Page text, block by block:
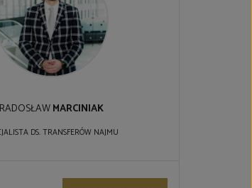
RADOSŁAWMARCINIAK
DS. TRANSFERÓW NAJMU